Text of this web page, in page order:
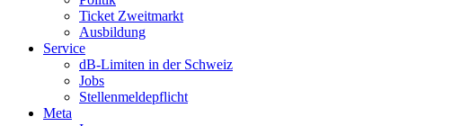
Ticket Zweitmarkt
Ausbildung
Service
dB-Limiten in der Schweiz
Jobs
Stellenmeldepflicht
Meta